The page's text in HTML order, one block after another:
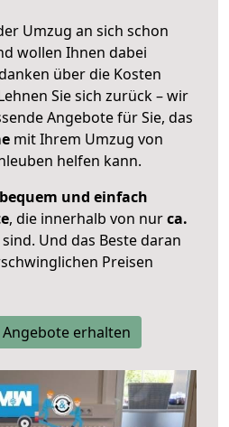
Umzug an sich schon
wollen Ihnen dabei
über die Kosten
Sie sich zurück – wir
Angebote für Sie, das
mit Ihrem Umzug von
helfen kann.
und einfach
, die innerhalb von nurca.
Und das Beste daran
Preisen
erhalten